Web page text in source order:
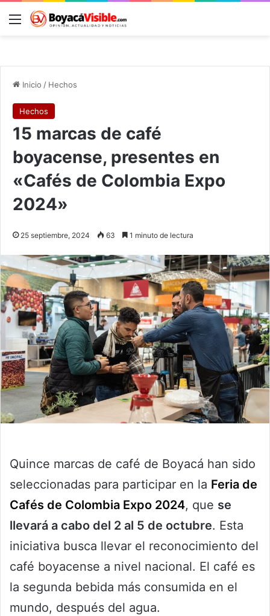
Menú
Inicio / Hechos
Hechos
15 marcas de café
boyacense, presentes en
«Cafés de Colombia Expo
2024»
25 septiembre, 2024 63 1 minuto de lectura
Quince marcas de café de Boyacá han sido
seleccionadas para participar en la Feria de
Cafés de Colombia Expo 2024, que se
llevará a cabo del 2 al 5 de octubre. Esta
iniciativa busca llevar el reconocimiento del
café boyacense a nivel nacional. El café es
la segunda bebida más consumida en el
mundo, después del agua.